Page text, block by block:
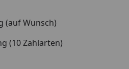
(auf Wunsch)
(10 Zahlarten)